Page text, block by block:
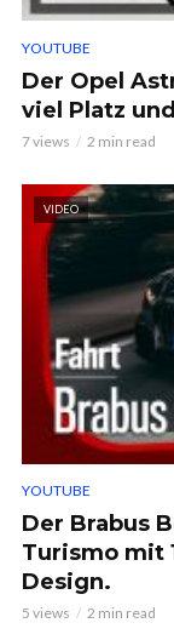
YOUTUBE
Der Opel
viel Platz
7 views 2 min read
VIDEO
YOUTUBE
Der Brabus
Turismo mit
Design.
5 views 2 min read